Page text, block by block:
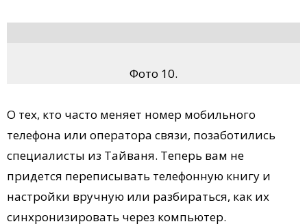
Фото 10.
О тех, кто часто меняет номер мобильного
телефона или оператора связи, позаботились
специалисты из Тайваня. Теперь вам не
придется переписывать телефонную книгу и
настройки вручную или разбираться, как их
синхронизировать через компьютер.